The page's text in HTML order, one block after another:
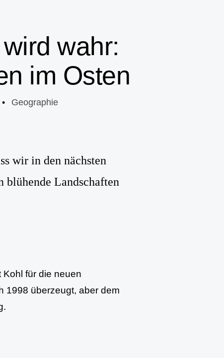
wahr:
im Osten
• Geographie
wir in den nächsten
blühende Landschaften
für die neuen
1998 überzeugt, aber dem